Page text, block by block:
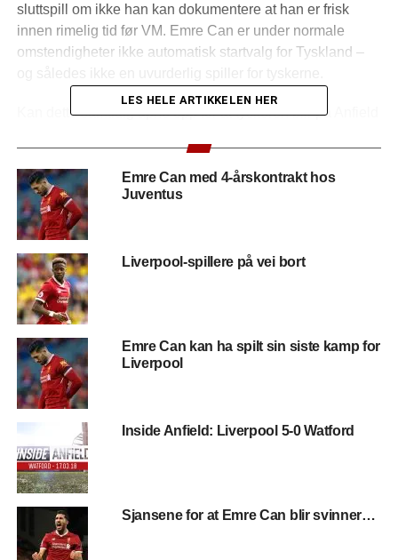
sluttspill om ikke han kan dokumentere at han er frisk
innen rimelig tid før VM. Emre Can er under normale
omstendigheter ikke automatisk startvalg for Tyskland –
Kan dette samtidig åpne opp for at tyskeren blir på Anfield
(1 besøk idag)
RELATED TOPICS: EMRE CAN
NESTE
Champions League trekning idag
FORRIGE
No Filter UCL: Manchester City – Liverpool
LES HELE ARTIKKELEN HER
Emre Can med 4-årskontrakt hos
Juventus
Liverpool-spillere på vei bort
Emre Can kan ha spilt sin siste kamp for
Liverpool
Inside Anfield: Liverpool 5-0 Watford
Sjansene for at Emre Can blir svinner…